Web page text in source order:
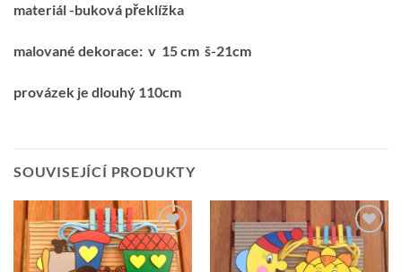
materiál -buková překlížka
malované dekorace: v 15 cm š-21cm
provázek je dlouhý 110cm
SOUVISEJÍCÍ PRODUKTY
Přidat k
oblíbeným
Přidat k
oblíbeným